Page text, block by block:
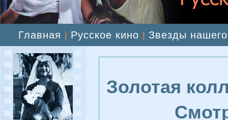
Главная Русское кино Звезды
Золотая